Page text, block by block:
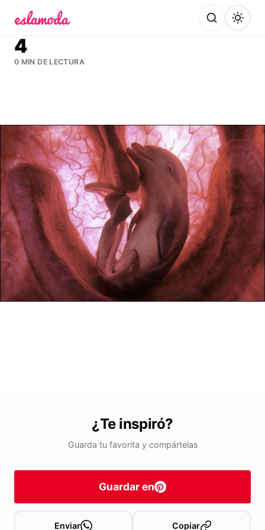
4
0 MIN DE LECTURA
¿Te inspiró?
Guarda tu favorita y compártelas
Guardar en
Enviar Copiar